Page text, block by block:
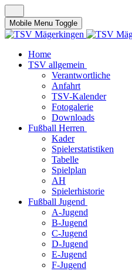
Mobile Menu Toggle
Home
TSV allgemein
Verantwortliche
Anfahrt
TSV-Kalender
Fotogalerie
Downloads
Fußball Herren
Kader
Spielerstatistiken
Tabelle
Spielplan
AH
Spielerhistorie
Fußball Jugend
A-Jugend
B-Jugend
C-Jugend
D-Jugend
E-Jugend
F-Jugend